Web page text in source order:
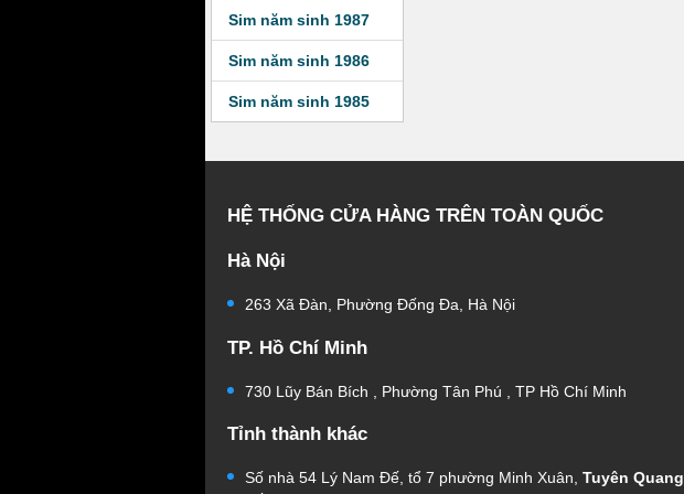
Sim năm sinh 1987
Sim năm sinh 1986
Sim năm sinh 1985
HỆ THỐNG CỬA HÀNG TRÊN TOÀN QUỐC
Hà Nội
263 Xã Đàn, Phường Đống Đa, Hà Nội
TP. Hồ Chí Minh
730 Lũy Bán Bích , Phường Tân Phú , TP Hồ Chí Minh
Tỉnh thành khác
Số nhà 54 Lý Nam Đế, tổ 7 phường Minh Xuân, Tuyên Quang